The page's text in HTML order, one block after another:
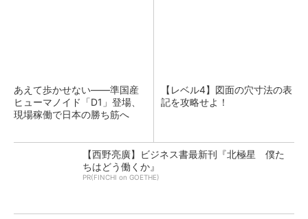
あえて歩かせない――準国産
ヒューマノイド「D1」登場、
現場稼働で日本の勝ち筋へ
【レベル4】図面の穴寸法の表
記を攻略せよ！
【西野亮廣】ビジネス書最新刊『北極星 僕た
ちはどう働くか』
PR(FINCHI on GOETHE)